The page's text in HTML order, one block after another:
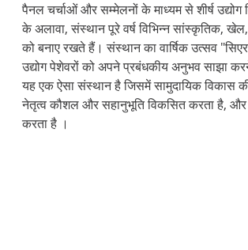
पैनल चर्चाओं और सम्मेलनों के माध्यम से शीर्ष
के अलावा, संस्थान पूरे वर्ष विभिन्न सांस्कृतिक,
को बनाए रखते हैं। संस्थान का वार्षिक उत्सव
उद्योग पेशेवरों को अपने प्रबंधकीय अनुभव साझा
यह एक ऐसा संस्थान है जिसमें सामुदायिक विकास की
नेतृत्व कौशल और सहानुभूति विकसित करता है, और
करता है ।